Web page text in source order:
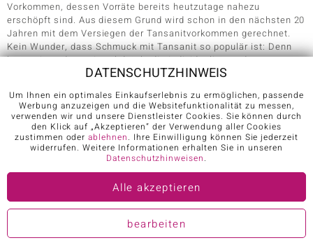
Vorkommen, dessen Vorräte bereits heutzutage nahezu
erschöpft sind. Aus diesem Grund wird schon in den nächsten 20
Jahren mit dem Versiegen der Tansanitvorkommen gerechnet.
Kein Wunder, dass Schmuck mit Tansanit so populär ist: Denn
kaum ein anderes Juwel drückt die Individualität und
Einzigartigkeit seiner Trägerin so gekonnt aus wie er. Seit
sich darauf, den blauen Stein in den Mittelpunkt ihrer Kreationen
zu stellen. Schmuckstücke mit Tansanit sind oft zurückhaltend
und minimalistisch, können auf Wunsch aber auch auffällig und
extravagant daherkommen. Häufig zu sehen sindTansanit Ringe
bei denen ein Tansanit als zentraler Eyecatcher kunstvoll
erwecken. Andere Schmuckkreationen setzen auf viele einzelne
Tansanitkristalle, die zu floralen oder geometrischen
Kunstwerken arrangiert wurden. Bisweilen wird Schmuck mit
Tansaniten auch von Akzentsteinen wie
Diamanten
DATENSCHUTZHINWEIS
Um Ihnen ein optimales Einkaufserlebnis zu ermöglichen, passende
Werbung anzuzeigen und die Websitefunktionalität zu messen,
verwenden wir und unsere Dienstleister Cookies. Sie können durch
den Klick auf „Akzeptieren“ der Verwendung aller Cookies
zustimmen oderablehnen. Ihre Einwilligung können Sie jederzeit
widerrufen. Weitere Informationen erhalten Sie in unseren
Datenschutzhinweisen.
Alle akzeptieren
bearbeiten